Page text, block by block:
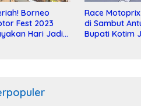
Borneo
Fest 2023
Hari Jadi
Race
di Sambut
Bupati Kotim